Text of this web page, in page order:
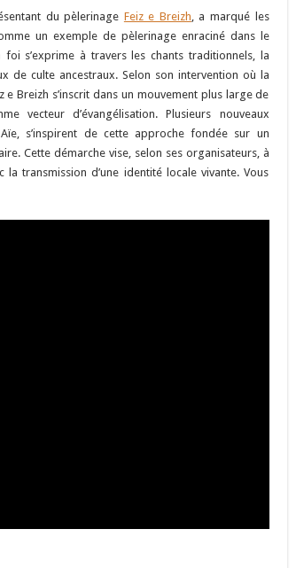
du pèlerinage Feiz e Breizh, a marqué les
un exemple de pèlerinage enraciné dans le
s’exprime à travers les chants traditionnels, la
de culte ancestraux. Selon son intervention où la
Breizh s’inscrit dans un mouvement plus large de
vecteur d’évangélisation. Plusieurs nouveaux
s’inspirent de cette approche fondée sur un
Cette démarche vise, selon ses organisateurs, à
transmission d’une identité locale vivante. Vous